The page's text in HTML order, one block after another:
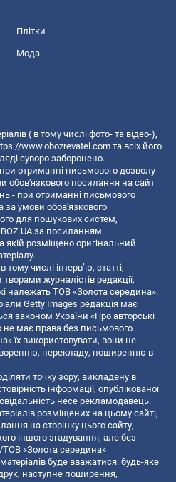
Плітки
Мода
( в тому числі фото- та відео-),
www.obozrevatel.com та всіх його
суворо заборонено.
отриманні письмового дозволу
обов'язкового посилання на сайт
- при отриманні письмового
за умови обов'язкового
для пошукових систем,
за посиланням
якій розміщено оригінальний
тому числі інтерв’ю, статті,
журналістів редакції,
належать ТОВ «Золота середина».
Getty Images редакція має
законом України «Про авторські
не має права без письмового
їх використовувати, вони не
перекладу, поширенню в
точку зору, викладену в
інформації, опублікованої
несе рекламодавець.
розміщених на цьому сайті,
на сторінку цього сайту,
іншого згадування, але без
ТОВ «Золота середина»
буде вважатися: будь-яке
наступне поширення,